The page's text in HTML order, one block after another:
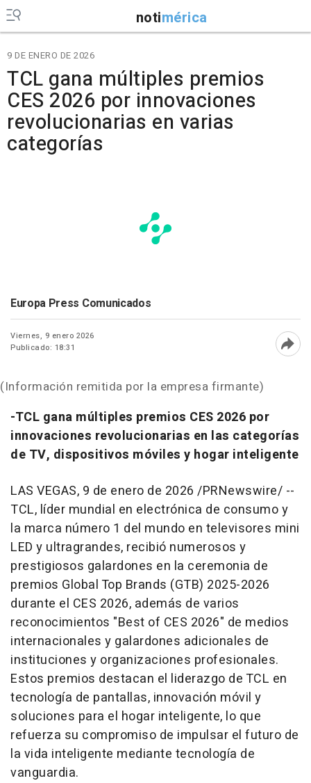
notimérica
9 DE ENERO DE 2026
TCL gana múltiples premios
CES 2026 por innovaciones
revolucionarias en varias
categorías
Europa Press Comunicados
Viernes, 9 enero 2026
Publicado: 18:31
(Información remitida por la empresa firmante)
-TCL gana múltiples premios CES 2026 por
innovaciones revolucionarias en las categorías
de TV, dispositivos móviles y hogar inteligente
LAS VEGAS, 9 de enero de 2026 /PRNewswire/ --
TCL, líder mundial en electrónica de consumo y
la marca número 1 del mundo en televisores mini
LED y ultragrandes, recibió numerosos y
prestigiosos galardones en la ceremonia de
premios Global Top Brands (GTB) 2025-2026
durante el CES 2026, además de varios
reconocimientos "Best of CES 2026" de medios
internacionales y galardones adicionales de
instituciones y organizaciones profesionales.
Estos premios destacan el liderazgo de TCL en
tecnología de pantallas, innovación móvil y
soluciones para el hogar inteligente, lo que
refuerza su compromiso de impulsar el futuro de
la vida inteligente mediante tecnología de
vanguardia.